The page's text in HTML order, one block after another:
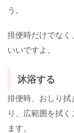
う。
排便時だけでなく
いいですよ。
沐浴する
排便時、おしり拭
り、広範囲を拭
ます。